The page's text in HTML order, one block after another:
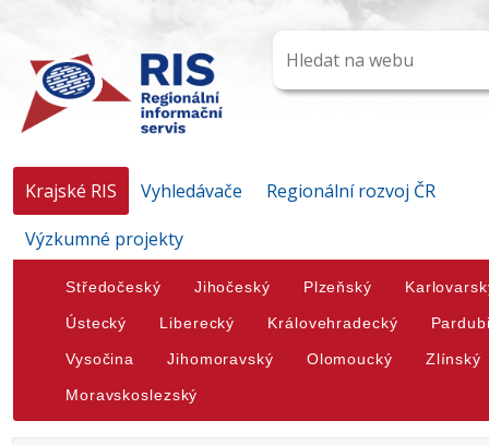
Krajské RIS Vyhledávače
Regionální rozvoj ČR
Výzkumné projekty
Středočeský Jihočeský Plzeňský
Ústecký Liberecký Královehradecký
Vysočina Jihomoravský Olomoucký Zlínský
Moravskoslezský